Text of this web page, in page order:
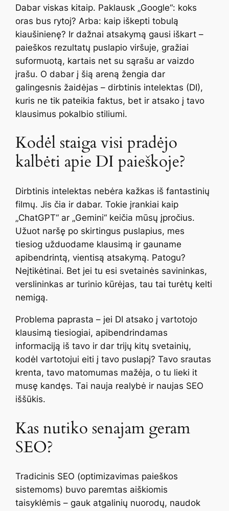
Dabar viskas kitaip. Paklausk „Google“: koks
oras bus rytoj? Arba: kaip iškepti tobulą
kiaušinienę? Ir dažnai atsakymą gausi iškart –
paieškos rezultatų puslapio viršuje, gražiai
suformuotą, kartais net su sąrašu ar vaizdo
įrašu. O dabar į šią areną žengia dar
galingesnis žaidėjas – dirbtinis intelektas (DI),
kuris ne tik pateikia faktus, bet ir atsako į tavo
klausimus pokalbio stiliumi.
Kodėl staiga visi pradėjo
kalbėti apie DI paieškoje?
Dirbtinis intelektas nebėra kažkas iš fantastinių
filmų. Jis čia ir dabar. Tokie įrankiai kaip
„ChatGPT“ ar „Gemini“ keičia mūsų įpročius.
Užuot naršę po skirtingus puslapius, mes
tiesiog užduodame klausimą ir gauname
apibendrintą, vientisą atsakymą. Patogu?
Neįtikėtinai. Bet jei tu esi svetainės savininkas,
verslininkas ar turinio kūrėjas, tau tai turėtų kelti
nemigą.
Problema paprasta – jei DI atsako į vartotojo
klausimą tiesiogiai, apibendrindamas
informaciją iš tavo ir dar trijų kitų svetainių,
kodėl vartotojui eiti į tavo puslapį? Tavo srautas
krenta, tavo matomumas mažėja, o tu lieki it
musę kandęs. Tai nauja realybė ir naujas SEO
iššūkis.
Kas nutiko senajam geram
SEO?
Tradicinis SEO (optimizavimas paieškos
sistemoms) buvo paremtas aiškiomis
taisyklėmis – gauk atgalinių nuorodų, naudok